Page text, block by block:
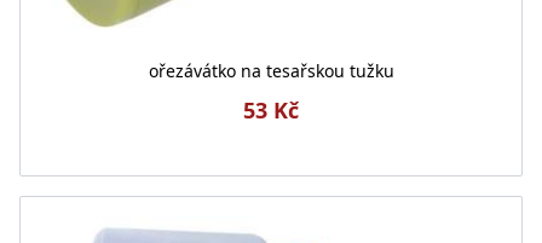
ořezávátko na tesařskou tužku
53 Kč